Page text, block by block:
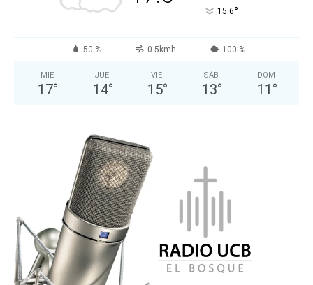
15.6°
50 % 0.5kmh 100 %
MIÉ
17°
JUE
14°
VIE
15°
SÁB
13°
DOM
11 °